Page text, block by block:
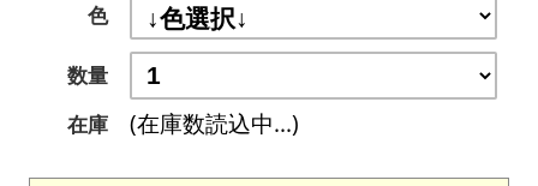
色
数量
在庫
(在庫数読込中...)